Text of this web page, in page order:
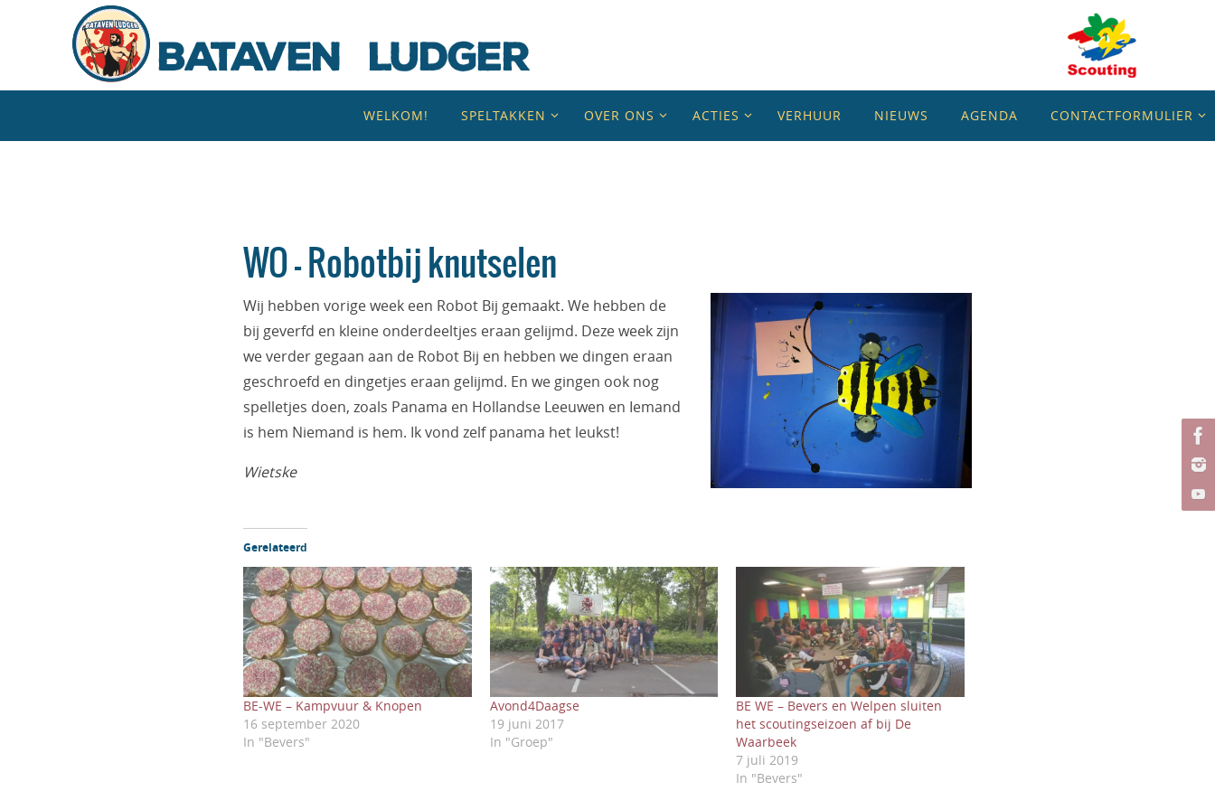
springen
inhoud
WELKOM! SPELTAKKEN OVER ONS ACTIES VERHUUR NIEUWS AGENDA CONTACTFORMULIER
WO – Robotbij knutselen
Wij hebben vorige week een Robot Bij gemaakt. We hebben de
bij geverfd en kleine onderdeeltjes eraan gelijmd. Deze week zijn
we verder gegaan aan de Robot Bij en hebben we dingen eraan
geschroefd en dingetjes eraan gelijmd. En we gingen ook nog
spelletjes doen, zoals Panama en Hollandse Leeuwen en Iemand
is hem Niemand is hem. Ik vond zelf panama het leukst!
Wietske
Gerelateerd
BE-WE – Kampvuur & Knopen
16 september 2020
In "Bevers"
Avond4Daagse
19 juni 2017
In "Groep"
BE WE – Bevers en Welpen sluiten
het scoutingseizoen af bij De
Waarbeek
7 juli 2019
In "Bevers"